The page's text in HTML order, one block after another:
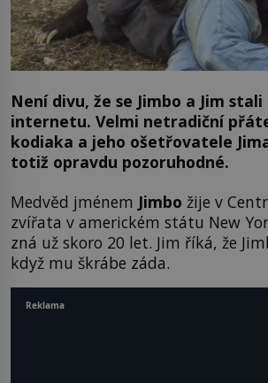
Není divu, že se Jimbo a Jim
internetu. Velmi netradiční
kodiaka a jeho ošetřovatele
totiž opravdu pozoruhodné.
Medvěd jménem Jimbo žije v
zvířata v americkém státu New
zná už skoro 20 let. Jim říká, že
když mu škrábe záda.
Reklama